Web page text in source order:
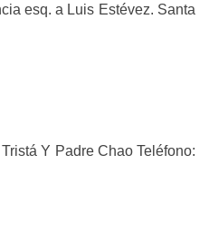
esq. a Luis Estévez. Santa
Y Padre Chao Teléfono: